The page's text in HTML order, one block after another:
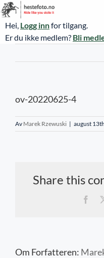
Skip
to
content
Hei, Logg innfor tilgang.
Er du ikke medlem? Bli
Øvrevoll treningsdager
NoARK
ov-20220625-4
Av Marek Rzewuski | august
Share this
Om Forfatteren: